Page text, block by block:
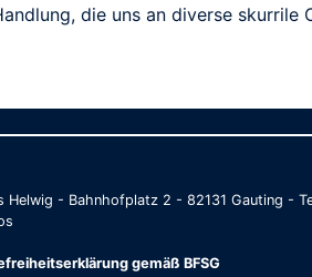
die uns an diverse skurrile
- Bahnhofplatz 2 - 82131 Gauting -
gemäß BFSG